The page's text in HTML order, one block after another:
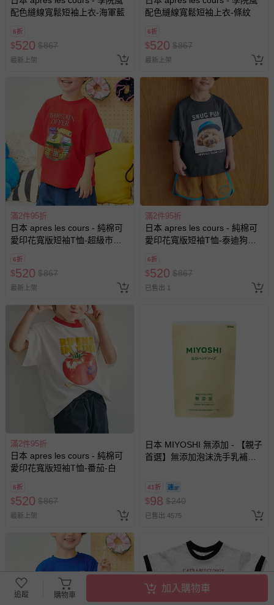
配色縫線寬鬆短袖上衣-海軍藍
6折
$520 $867
最新上架
配色縫線寬鬆短袖上衣-條紋
6折
$520 $867
最新上架
滿2件95折
日本 apres les cours - 純棉可
愛印花寬版短袖T恤-超級市場-
6折
$520 $867
最新上架
滿2件95折
日本 apres les cours - 純棉可
愛印花寬版短袖T恤-泰迪狗狗-
6折
$520 $867
已售出 1
滿2件95折
日本 apres les cours - 純棉可
愛印花寬版短袖T恤-番茄-白
6折
$520 $867
最新上架
日本 MIYOSHI 無添加 - 【親子
首選】無添加泡沫洗手乳補充
41折
$98 $240
已售出 4575
追蹤 購物車
加入購物車